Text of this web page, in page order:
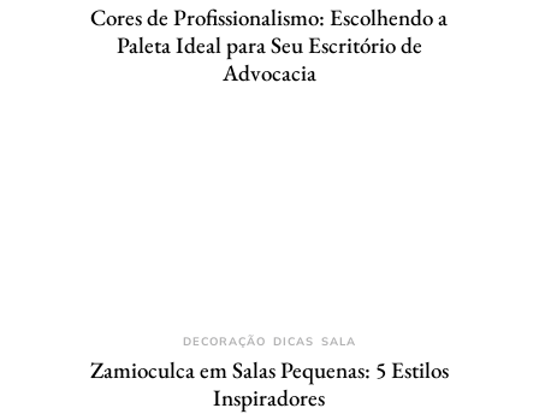
Cores de Profissionalismo: Escolhendo a
Paleta Ideal para Seu Escritório de
Advocacia
DECORAÇÃO DICAS SALA
Zamioculca em Salas Pequenas: 5 Estilos
Inspiradores